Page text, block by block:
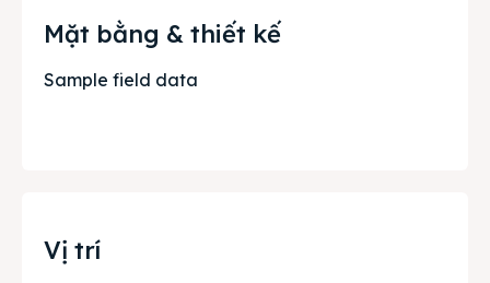
Mặt bằng & thiết kế
Sample field data
Vị trí